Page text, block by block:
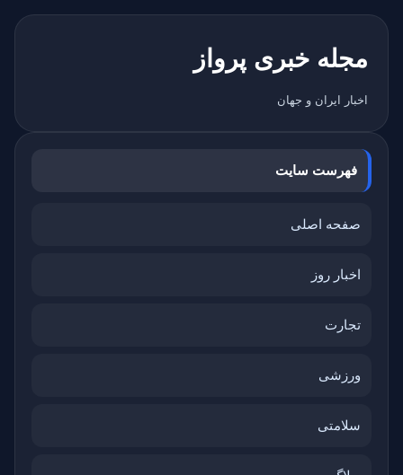
مجله خبری پرواز
اخبار ایران و جهان
فهرست سایت
صفحه اصلی
اخبار روز
تجارت
ورزشی
سلامتی